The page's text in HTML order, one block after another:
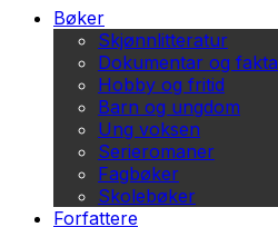
Bøker
Skjønnlitteratur
Dokumentar og fakta
Hobby og fritid
Barn og ungdom
Ung voksen
Serieromaner
Fagbøker
Skolebøker
Forfattere